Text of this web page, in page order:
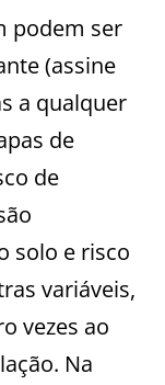
podem ser
(assine
a qualquer
de
de
solo e risco
variáveis,
vezes ao
Na